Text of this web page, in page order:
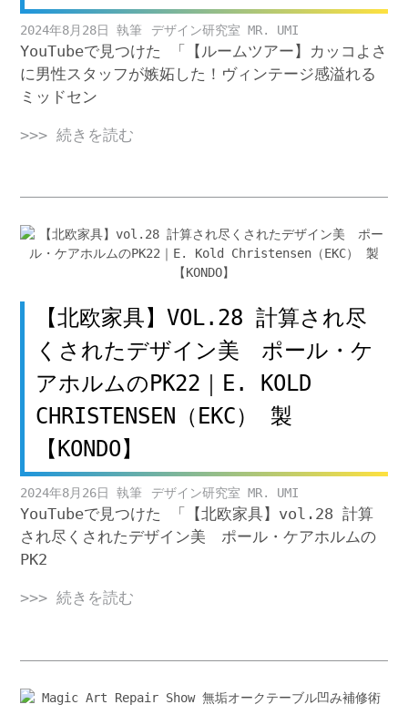
2024年8月28日 デザイン研究室 MR. UMI
YouTubeで見つけた 「【ルームツアー】カッコよさ
に男性スタッフが嫉妬した！ヴィンテージ感溢れる
ミッドセン
>>> 続きを読む
【北欧家具】VOL.28 計算され尽
くされたデザイン美 ポール・ケ
アホルムのPK22｜E. KOLD
CHRISTENSEN（EKC） 製
【KONDO】
2024年8月26日 デザイン研究室 MR. UMI
YouTubeで見つけた 「【北欧家具】vol.28 計算
され尽くされたデザイン美 ポール・ケアホルムの
PK2
>>> 続きを読む